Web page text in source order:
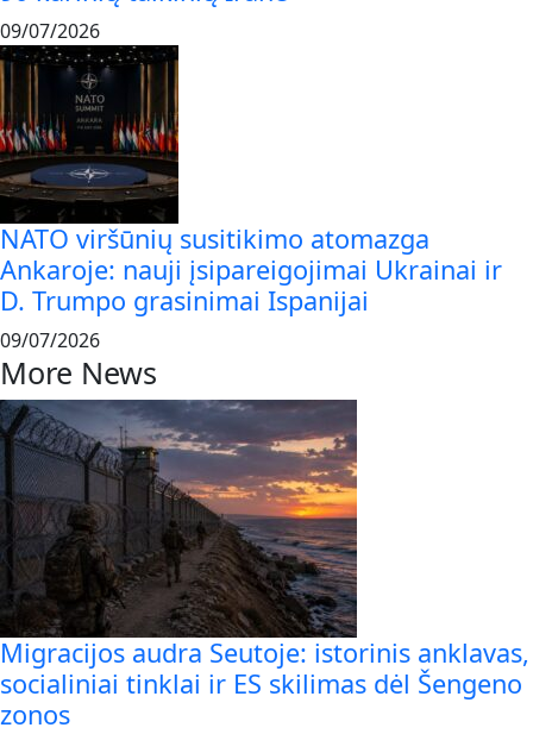
09/07/2026
NATO viršūnių susitikimo atomazga
Ankaroje: nauji įsipareigojimai Ukrainai ir
D. Trumpo grasinimai Ispanijai
09/07/2026
More News
Migracijos audra Seutoje: istorinis anklavas,
socialiniai tinklai ir ES skilimas dėl Šengeno
zonos